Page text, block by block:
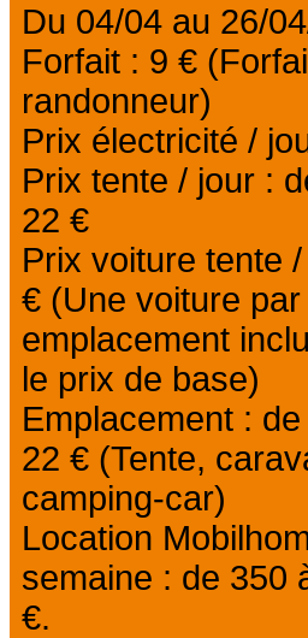
Du 04/04 au 26/
Forfait : 9 €
randonneur)
Prix électricité /
Prix tente / jour :
22 €
Prix voiture tente
€ (Une voiture par
emplacement
le prix de base)
Emplacement :
22 € (Tente,
camping-car)
Location
semaine : de 350
€.